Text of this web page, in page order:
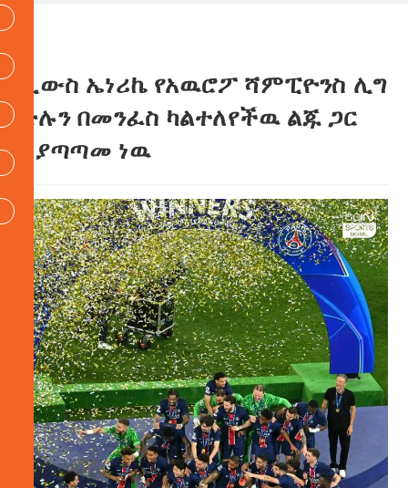
ሊውስ ኤነሪኬ የአዉሮፖ ሻምፒዮንስ ሊግ
ድሉን በመንፈስ ካልተለየችዉ ልጁ ጋር
እያጣጣመ ነዉ